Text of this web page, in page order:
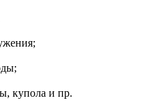
купола и пр.